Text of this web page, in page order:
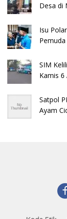
Desa di
Isu
SIM
Kamis 6
Satpol
Ayam